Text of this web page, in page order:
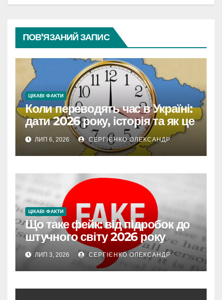
ПОВ’ЯЗАНИЙ ЗАПИС
ЦІКАВІ ФАКТИ
Коли переводять час в Україні:
дати 2026 року, історія та як це
впливає на життя
ЛИП 6, 2026 СЕРГІЄНКО ОЛЕКСАНДР
ЦІКАВІ ФАКТИ
Що таке фейк: від підробок до
штучного світу 2026 року
ЛИП 3, 2026 СЕРГІЄНКО ОЛЕКСАНДР